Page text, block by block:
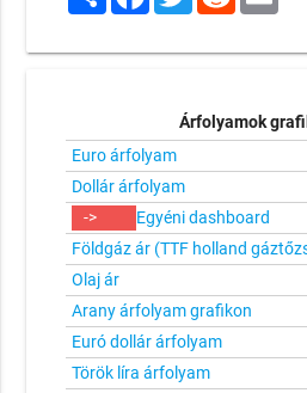
Árfolyamok
Euro árfolyam
Dollár árfolyam
->
Egyéni dashboard
Földgáz ár (TTF holland
Olaj ár
Arany árfolyam grafikon
Euró dollár árfolyam
Török líra árfolyam